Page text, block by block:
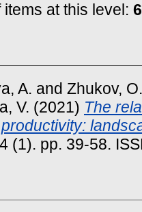
at this level: 6
A. and Zhukov,
V. (2021) The
(1). pp. 39-58.